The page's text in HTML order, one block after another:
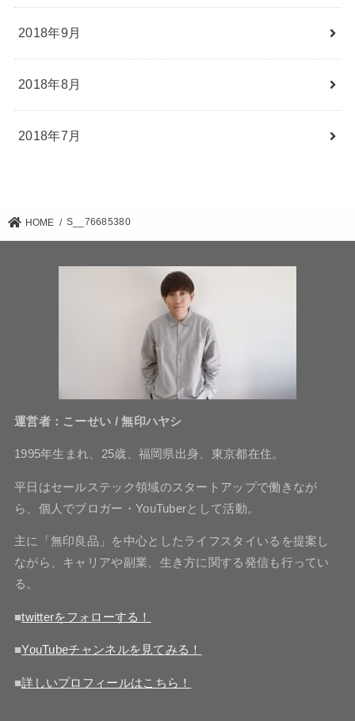
2018年9月
2018年8月
2018年7月
HOME S__76685380
運営者：こーせい / 無印ハヤシ
1995年生まれ、25歳、福岡県出身、東京都在住。
平日はセールステック領域のスタートアップで働きなが
ら、個人でブロガー・YouTuberとして活動。
主に「無印良品」を中心としたライフスタイいるを提案し
ながら、キャリアや副業、生き方に関する発信も行ってい
る。
■twitterをフォローする！
■YouTubeチャンネルを見てみる！
■詳しいプロフィールはこちら！